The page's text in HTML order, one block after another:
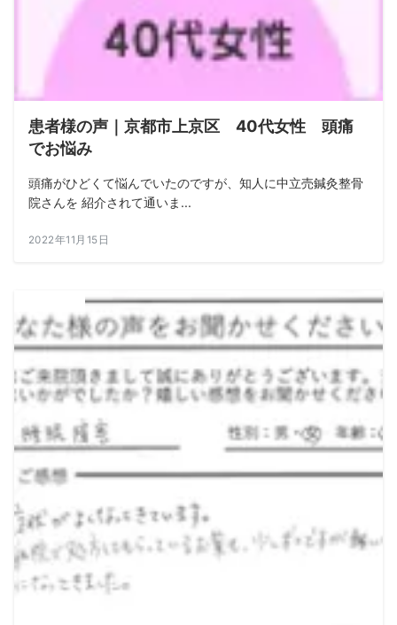
患者様の声｜京都市上京区 40代女性 頭痛
でお悩み
頭痛がひどくて悩んでいたのですが、知人に中立売鍼灸整骨
院さんを 紹介されて通いま...
2022年11月15日